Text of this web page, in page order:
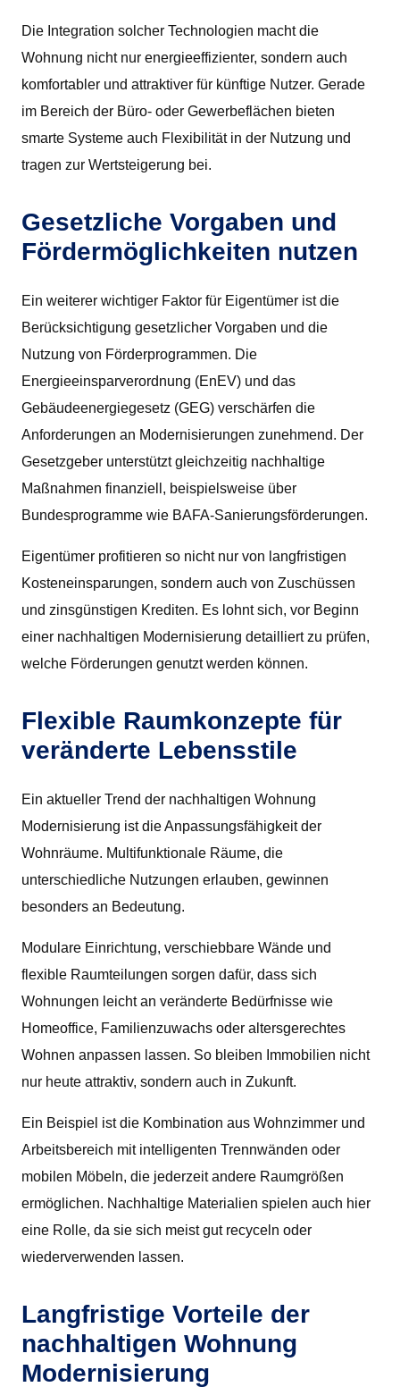
Die Integration solcher Technologien macht die
Wohnung nicht nur energieeffizienter, sondern auch
komfortabler und attraktiver für künftige Nutzer. Gerade
im Bereich der Büro- oder Gewerbeflächen bieten
smarte Systeme auch Flexibilität in der Nutzung und
tragen zur Wertsteigerung bei.
Gesetzliche Vorgaben und
Fördermöglichkeiten nutzen
Ein weiterer wichtiger Faktor für Eigentümer ist die
Berücksichtigung gesetzlicher Vorgaben und die
Nutzung von Förderprogrammen. Die
Energieeinsparverordnung (EnEV) und das
Gebäudeenergiegesetz (GEG) verschärfen die
Anforderungen an Modernisierungen zunehmend. Der
Gesetzgeber unterstützt gleichzeitig nachhaltige
Maßnahmen finanziell, beispielsweise über
Bundesprogramme wie BAFA-Sanierungsförderungen.
Eigentümer profitieren so nicht nur von langfristigen
Kosteneinsparungen, sondern auch von Zuschüssen
und zinsgünstigen Krediten. Es lohnt sich, vor Beginn
einer nachhaltigen Modernisierung detailliert zu prüfen,
welche Förderungen genutzt werden können.
Flexible Raumkonzepte für
veränderte Lebensstile
Ein aktueller Trend der nachhaltigen Wohnung
Modernisierung ist die Anpassungsfähigkeit der
Wohnräume. Multifunktionale Räume, die
unterschiedliche Nutzungen erlauben, gewinnen
besonders an Bedeutung.
Modulare Einrichtung, verschiebbare Wände und
flexible Raumteilungen sorgen dafür, dass sich
Wohnungen leicht an veränderte Bedürfnisse wie
Homeoffice, Familienzuwachs oder altersgerechtes
Wohnen anpassen lassen. So bleiben Immobilien nicht
nur heute attraktiv, sondern auch in Zukunft.
Ein Beispiel ist die Kombination aus Wohnzimmer und
Arbeitsbereich mit intelligenten Trennwänden oder
mobilen Möbeln, die jederzeit andere Raumgrößen
ermöglichen. Nachhaltige Materialien spielen auch hier
eine Rolle, da sie sich meist gut recyceln oder
wiederverwenden lassen.
Langfristige Vorteile der
nachhaltigen Wohnung
Modernisierung